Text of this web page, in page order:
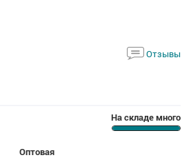
Отзывы
На складе много
Оптовая